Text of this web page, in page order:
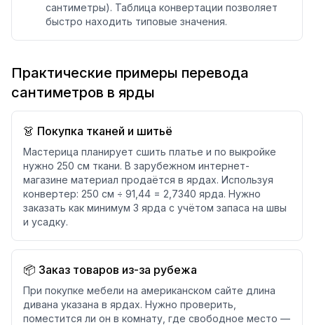
сантиметры). Таблица конвертации позволяет
быстро находить типовые значения.
Практические примеры перевода
сантиметров в ярды
👗 Покупка тканей и шитьё
Мастерица планирует сшить платье и по выкройке
нужно 250 см ткани. В зарубежном интернет-
магазине материал продаётся в ярдах. Используя
конвертер: 250 см ÷ 91,44 = 2,7340 ярда. Нужно
заказать как минимум 3 ярда с учётом запаса на швы
и усадку.
📦 Заказ товаров из-за рубежа
При покупке мебели на американском сайте длина
дивана указана в ярдах. Нужно проверить,
поместится ли он в комнату, где свободное место —